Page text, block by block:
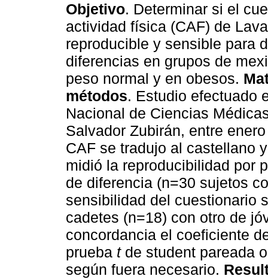
Objetivo. Determinar si el
actividad física (CAF) de
reproducible y sensible para
diferencias en grupos de
peso normal y en obesos.
métodos. Estudio efectuado
Nacional de Ciencias
Salvador Zubirán, entre
CAF se tradujo al castellano
midió la reproducibilidad por
de diferencia (n=30 sujetos
sensibilidad del cuestionario
cadetes (n=18) con otro de
concordancia el coeficiente
prueba tde student pareada
según fuera necesario.